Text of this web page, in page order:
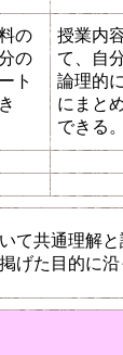
の
の
ト
授業内
て、自
論理的
にまと
できる。
て共通理解
げた目的に沿